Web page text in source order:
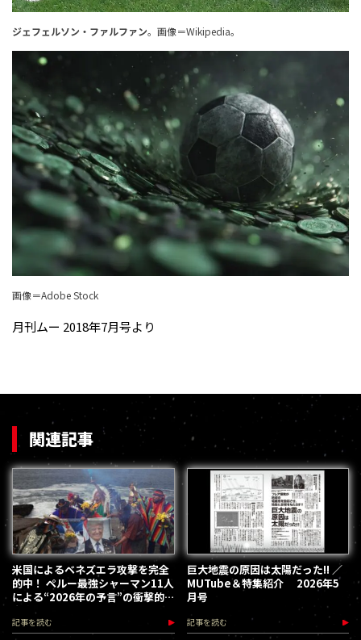
ジェフェルソン・ファルファン。 画像＝Wikipedia。
画像＝Adobe Stock
月刊ムー 2018年7月号より
関連記事
米国によるベネズエラ攻撃を完全
的中！ ペルー最強シャーマン11人
による“2026年の予言”の衝撃的
内容とは!?
記事を読む
巨大地震の原因は太陽だった!! ／
MUTube＆特集紹介 2026年5
月号
記事を読む